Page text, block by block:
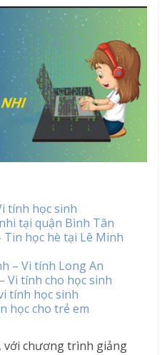
tính học sinh
tại quận Bình Tân
học hè tại Lê Minh
– Vi tính Long An
Vi tính cho học sinh
tính học sinh
học cho trẻ em
với chương trình giảng